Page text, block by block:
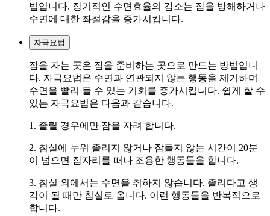
법입니다. 장기적인 수면효율의 감소는 잠을 방해하거나
수면에 대한 좌절감을 증가시킵니다.
자극요법
잠을 자는 곳은 잠을 준비하는 곳으로 만드는 방법입니
다. 자극요법은 수면과 연관되지 않는 행동을 제거하며
수면을 빨리 들 수 있는 기회를 증가시킵니다. 쉽게 할 수
있는 자극요법은 다음과 같습니다.
1. 졸릴 경우에만 잠을 자려 합니다.
2. 침실에 누워 졸리지 않거나 잠들지 않는 시간이 20분
이 넘으면 잠자리를 떠나 조용한 행동들을 합니다.
3. 침실 외에서는 수면을 취하지 않습니다. 졸리다고 생
각이 될 때만 침실로 옵니다. 이런 행동들을 반복적으로
합니다.